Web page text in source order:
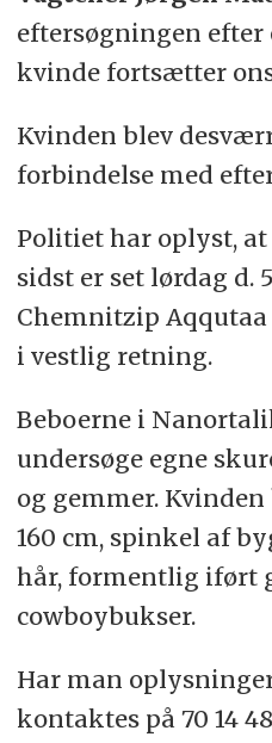
eftersøgningen efter
kvinde fortsætter
Kvinden blev
forbindelse med
Politiet har oplyst,
sidst er set lørdag d.
Chemnitzip
i vestlig retning.
Beboerne i
undersøge egne
og gemmer.
160 cm, spinkel af
hår, formentlig iført
cowboybukser.
Har man
kontaktes på 70 14